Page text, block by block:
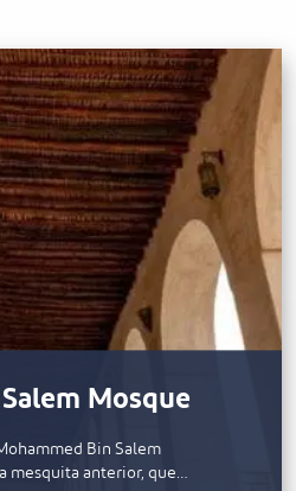
Mosque
Bin Salem
mesquita anterior, que…